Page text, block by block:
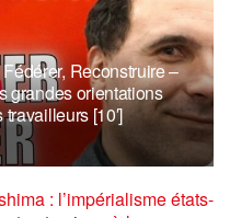
Reconstruire –
grandes orientations
[10′]
: l’impérialisme états-